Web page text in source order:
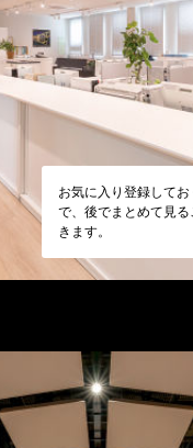
お気に入り登録してお
で、後でまとめて見
きます。